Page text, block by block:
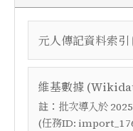
元人傳記資料索引
維基數據
註： 批次導入於
(任務ID: